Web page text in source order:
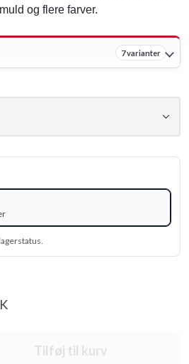
og flere farver.
7 varianter
Tilføj til kurv